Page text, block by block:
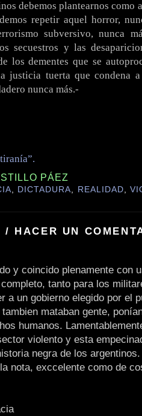
debemos plantearnos como
repetir aquel horror,
subversivo, nunca
secuestros y las
los dementes que se
justicia tuerta que condena
nunca más.-
PÁEZ
, DICTADURA, REALIDAD,
/ HACER UN
y coincido plenamente con
tanto para los
a un gobierno elegido por el
mataban gente,
humanos.
violento y esta
negra de los argentinos.
nota, exccelente como de